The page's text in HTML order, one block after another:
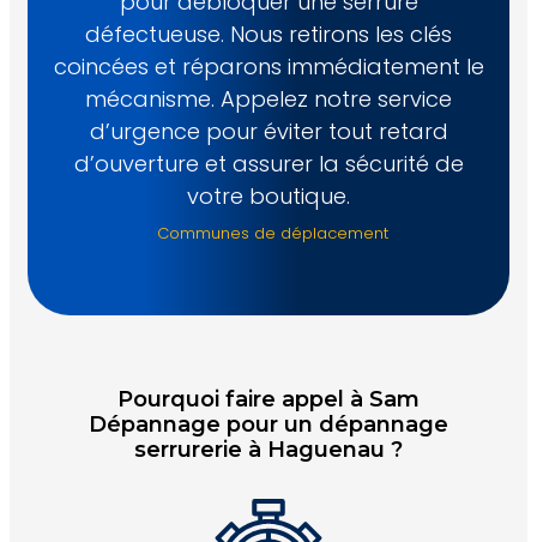
défectueuse. Nous retirons les clés
coincées et réparons immédiatement le
mécanisme. Appelez notre service
d’urgence pour éviter tout retard
d’ouverture et assurer la sécurité de
votre boutique.
Communes de déplacement
Pourquoi faire appel à Sam
Dépannage pour un dépannage
serrurerie à Haguenau ?